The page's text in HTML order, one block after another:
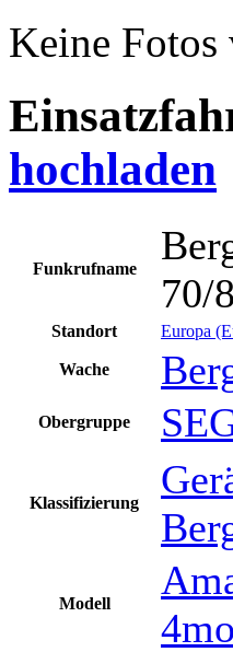
Keine Fotos
hochladen
Funkrufname
70/
Standort Europa
Wache
Obergruppe
Klassifizierung
Modell